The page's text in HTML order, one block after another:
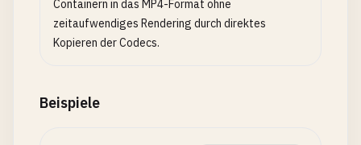
Containern in das MP4-Format ohne
zeitaufwendiges Rendering durch direktes
Kopieren der Codecs.
Beispiele